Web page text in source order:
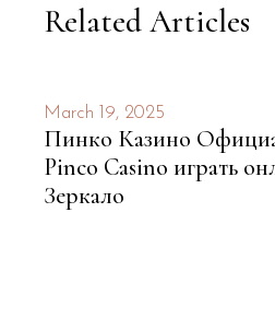
Related Articles
March 19, 2025
Пинко Казино
Pinco Casino играть
Зеркало